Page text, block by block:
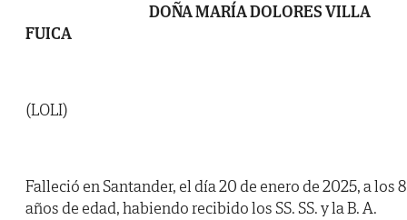
DOÑA MARÍA DOLORES VILLA
FUICA
(LOLI)
Falleció en Santander, el día 20 de enero de 2025, a los
años de edad, habiendo recibido los SS. SS. y la B. A.